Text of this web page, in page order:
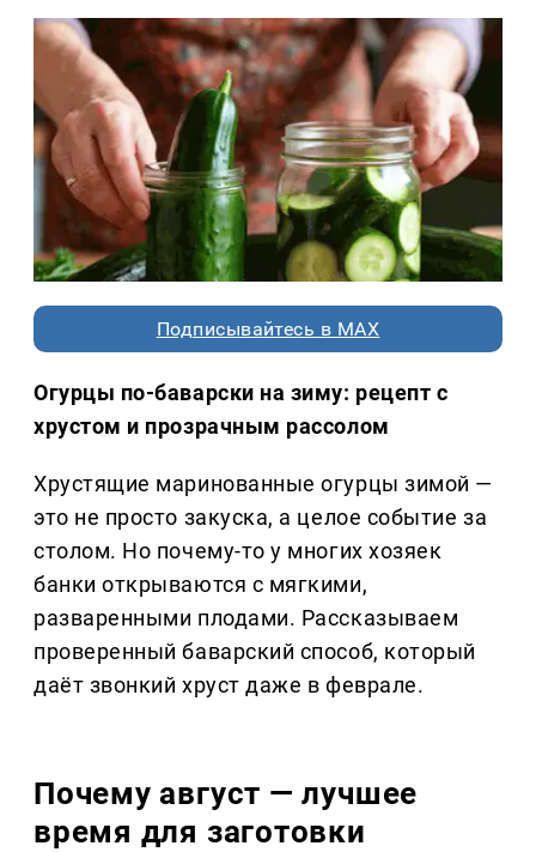
Подписывайтесь в MAX
Огурцы по-баварски на зиму: рецепт с
хрустом и прозрачным рассолом
Хрустящие маринованные огурцы зимой —
это не просто закуска, а целое событие за
столом. Но почему-то у многих хозяек
банки открываются с мягкими,
разваренными плодами. Рассказываем
проверенный баварский способ, который
даёт звонкий хруст даже в феврале.
Почему август — лучшее
время для заготовки